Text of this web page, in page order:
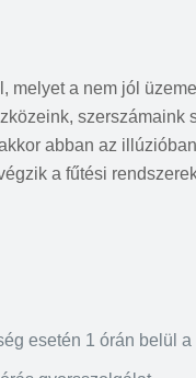
a nem jól
szerszámaink
abban az
a fűtési
esetén 1 órán belül